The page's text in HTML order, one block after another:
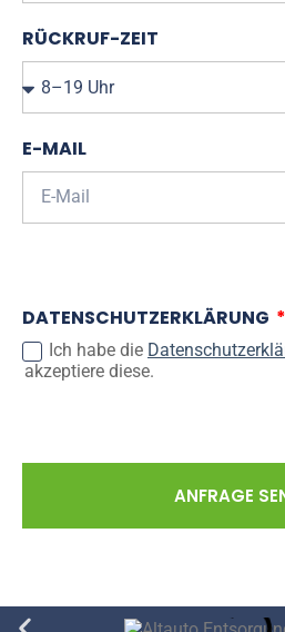
RÜCKRUF-ZEIT
E-MAIL
DATENSCHUTZERKLÄRUNG
Ich habe die
akzeptiere diese.
ANFRAGE